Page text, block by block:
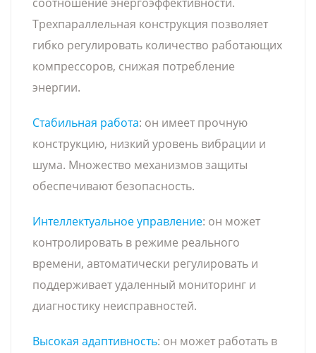
Трехпараллельная конструкция позволяет
гибко регулировать количество работающих
компрессоров, снижая потребление
энергии.
Стабильная работа: он имеет прочную
конструкцию, низкий уровень вибрации и
шума. Множество механизмов защиты
обеспечивают безопасность.
Интеллектуальное управление: он может
контролировать в режиме реального
времени, автоматически регулировать и
поддерживает удаленный мониторинг и
диагностику неисправностей.
Высокая адаптивность: он может работать в